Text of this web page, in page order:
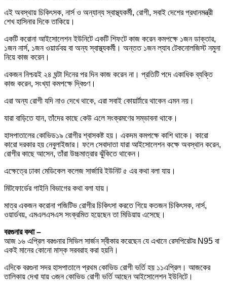
এই অবস্থায় চিকিৎসক, নার্স ও অন্যান্য স্বাস্থ্যকর্মী, রোগী, সবাই দেশের প্রধানমন্ত্রী
শেখ হাসিনার দিকে তাকিয়ে।
একটি করোনা আইসোলেশন ইউনিটে একটি শিফটে কাজ করেন কমপক্ষে ১জন ডাক্তার,
১জন নার্স, ১জন ওয়ার্ডবয় বা অন্য স্বাস্থ্যকর্মী। অন্তত ১জন ল্যাব টেকনোলজিস্ট নমুনা
নিয়ে কাজ করেন।
একজন নিশ্চয়ই ২৪ ঘন্টা দিনের পর দিন কাজ করেন না। প্রতিটি পদে একাধিক ব্যক্তি
কাজ করেন, সংখ্যা কমপক্ষে দ্বিগুণ।
এরা অন্য রোগী যদি নাও দেখে থাকে, এরা সবাই কোয়ার্টারে থাকেন এমন নয়।
যারা বাড়িতে যান, তাঁদের কাছে কেউ এলে সংক্রমণের সম্ভাবনা থাকে।
হাসপাতালের কোভিড১৯ রোগীর শ্বাসকষ্ট হয়। একদম কমপক্ষে কাশি থাকে। কারো
কারো দরকার হয় নেবুলাইজার। ফলে সেবাদাতা যারা আইসোলেশন কক্ষে অবস্থান করেন,
রোগীর কাছে আসেন, তাঁরা উচ্চমাত্রার ঝুঁকিতে থাকেন।
এক্ষেত্রে ঢাকা মেডিকেল কলেজ সার্জারি ইউনিট ৫ এর কথা বলা যায়।
মিটফোর্ডের গাইনি বিভাগের কথা বলা যায়।
মাত্র একজন করোনা পজিটিভ রোগীর চিকিৎসা করতে গিয়ে কতজন চিকিৎসক, নার্স,
ওয়ার্ডবয়, এমএলএসএস সংক্রমিত হয়েছেন তা মিডিয়ায় এসেছে।
বরগুনার কথা –
আজ ১৬ এপ্রিল বরগুনার সিভিল সার্জন স্বীকার করেছেন যে এখানে রেসপিরেটর N95 বা
একই মানের কোনো মাস্ক সরবরাহ করা হয়নি।
এদিকে বরগুনা সদর হাসপাতালে প্রথম কোভিড রোগী ভর্তি হয় ১১এপ্রিল। আজকের
তালিকায় দেখা যায় ৩জন কোভিড রোগী ভর্তি আছেন আইসোলেশন ইউনিটে।